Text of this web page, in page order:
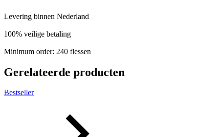
Levering binnen Nederland
100% veilige betaling
Minimum order: 240 flessen
Gerelateerde producten
Bestseller